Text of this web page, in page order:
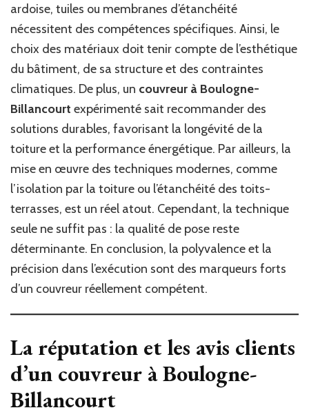
ardoise, tuiles ou membranes d’étanchéité
nécessitent des compétences spécifiques. Ainsi, le
choix des matériaux doit tenir compte de l’esthétique
du bâtiment, de sa structure et des contraintes
climatiques. De plus, un couvreur à Boulogne-
Billancourt expérimenté sait recommander des
solutions durables, favorisant la longévité de la
toiture et la performance énergétique. Par ailleurs, la
mise en œuvre des techniques modernes, comme
l’isolation par la toiture ou l’étanchéité des toits-
terrasses, est un réel atout. Cependant, la technique
seule ne suffit pas : la qualité de pose reste
déterminante. En conclusion, la polyvalence et la
précision dans l’exécution sont des marqueurs forts
d’un couvreur réellement compétent.
La réputation et les avis clients
d’un couvreur à Boulogne-
Billancourt